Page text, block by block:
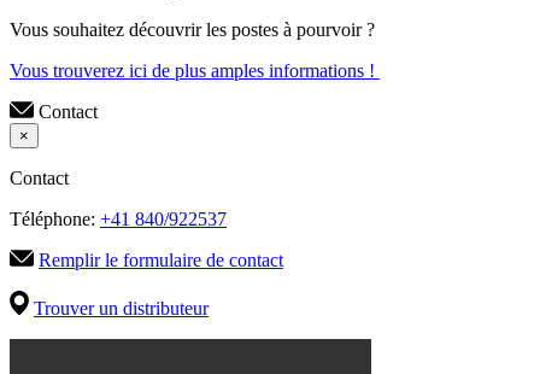
Vous souhaitez découvrir les postes à pourvoir ?
Vous trouverez ici de plus amples informations !
Contact
×
Contact
Téléphone: +41 840/922537
Remplir le formulaire de contact
Trouver un distributeur